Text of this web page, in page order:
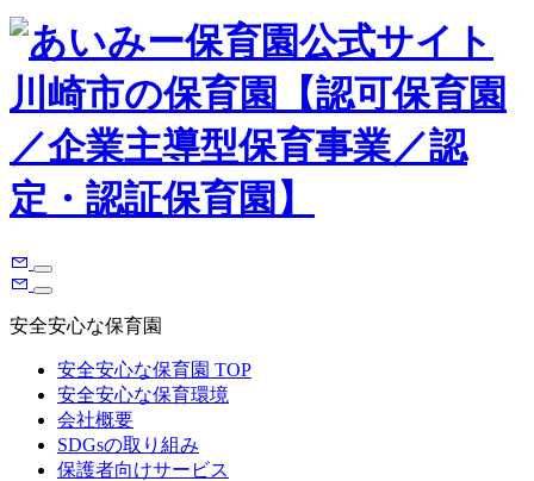
安全安心な保育園
安全安心な保育園 TOP
安全安心な保育環境
会社概要
SDGsの取り組み
保護者向けサービス